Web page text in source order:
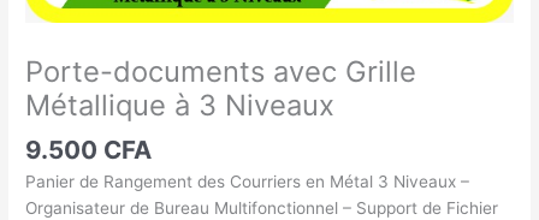
Porte-documents avec Grille
Métallique à 3 Niveaux
9.500 CFA
Panier de Rangement des Courriers en Métal 3 Niveaux –
Organisateur de Bureau Multifonctionnel – Support de Fichier